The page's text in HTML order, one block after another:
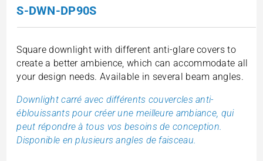
S-DWN-DP90S
Square downlight with different anti-glare covers to
create a better ambience, which can accommodate all
your design needs. Available in several beam angles.
Downlight carré avec différents couvercles anti-
éblouissants pour créer une meilleure ambiance, qui
peut répondre à tous vos besoins de conception.
Disponible en plusieurs angles de faisceau.